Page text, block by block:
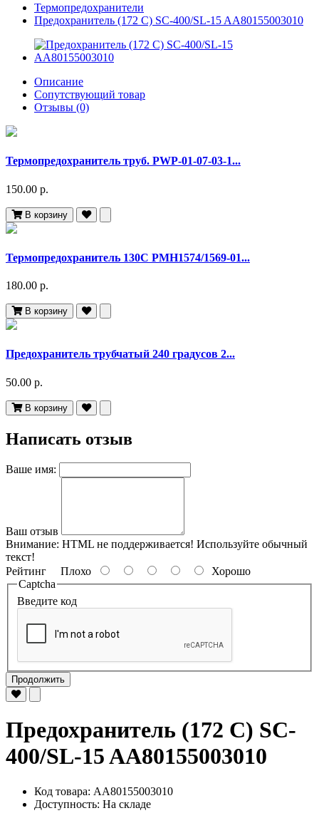
Термопредохранители
Предохранитель (172 С) SC-400/SL-15 AA80155003010
Описание
Сопутствующий товар
Отзывы (0)
Термопредохранитель труб. PWP-01-07-03-1...
150.00 р.
В корзину
Термопредохранитель 130С PМH1574/1569-01...
180.00 р.
В корзину
Предохранитель трубчатый 240 градусов 2...
50.00 р.
В корзину
Написать отзыв
Ваше имя:
Ваш отзыв
Внимание: HTML не поддерживается! Используйте обычный
текст!
Рейтинг Плохо
Хорошо
Captcha
Введите код
Продолжить
Предохранитель (172 С) SC-
400/SL-15 AA80155003010
Код товара: AA80155003010
Доступность: На складе